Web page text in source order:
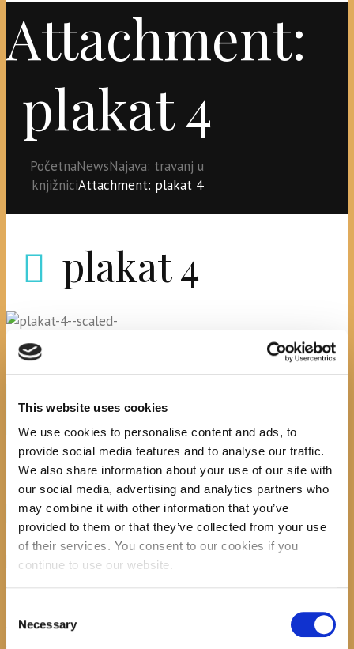
This website uses cookies
We use cookies to personalise content and ads, to
provide social media features and to analyse our traffic.
We also share information about your use of our site with
our social media, advertising and analytics partners who
may combine it with other information that you’ve
provided to them or that they’ve collected from your use
of their services. You consent to our cookies if you
continue to use our website.
Selection
Necessary
Attachment:
plakat 4
PočetnaNewsNajava: travanj u
knjižniciAttachment: plakat 4
plakat 4
No image description ...
recent posts
Promocija zbirke pjesama "Iz